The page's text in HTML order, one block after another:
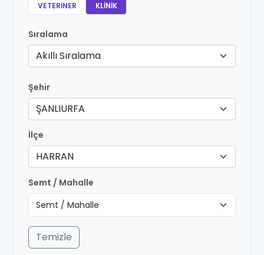
VETERINER KLINIK
Sıralama
Akıllı Sıralama
Şehir
ŞANLIURFA
İlçe
HARRAN
Semt / Mahalle
Temizle